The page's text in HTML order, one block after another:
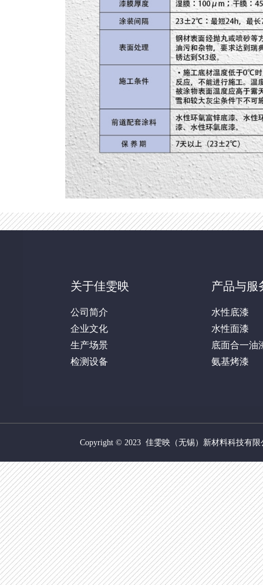
关于佳雯映
公司简介
企业文化
生产场景
检测设备
产品与服
水性底漆
水性面漆
底面合一油
氨基烤漆
Copyright © 2023 佳雯映（无锡）新材料科技